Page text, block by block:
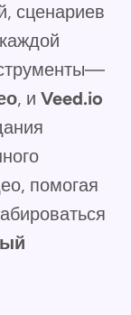
сценариев
, и Veed.io
помогая